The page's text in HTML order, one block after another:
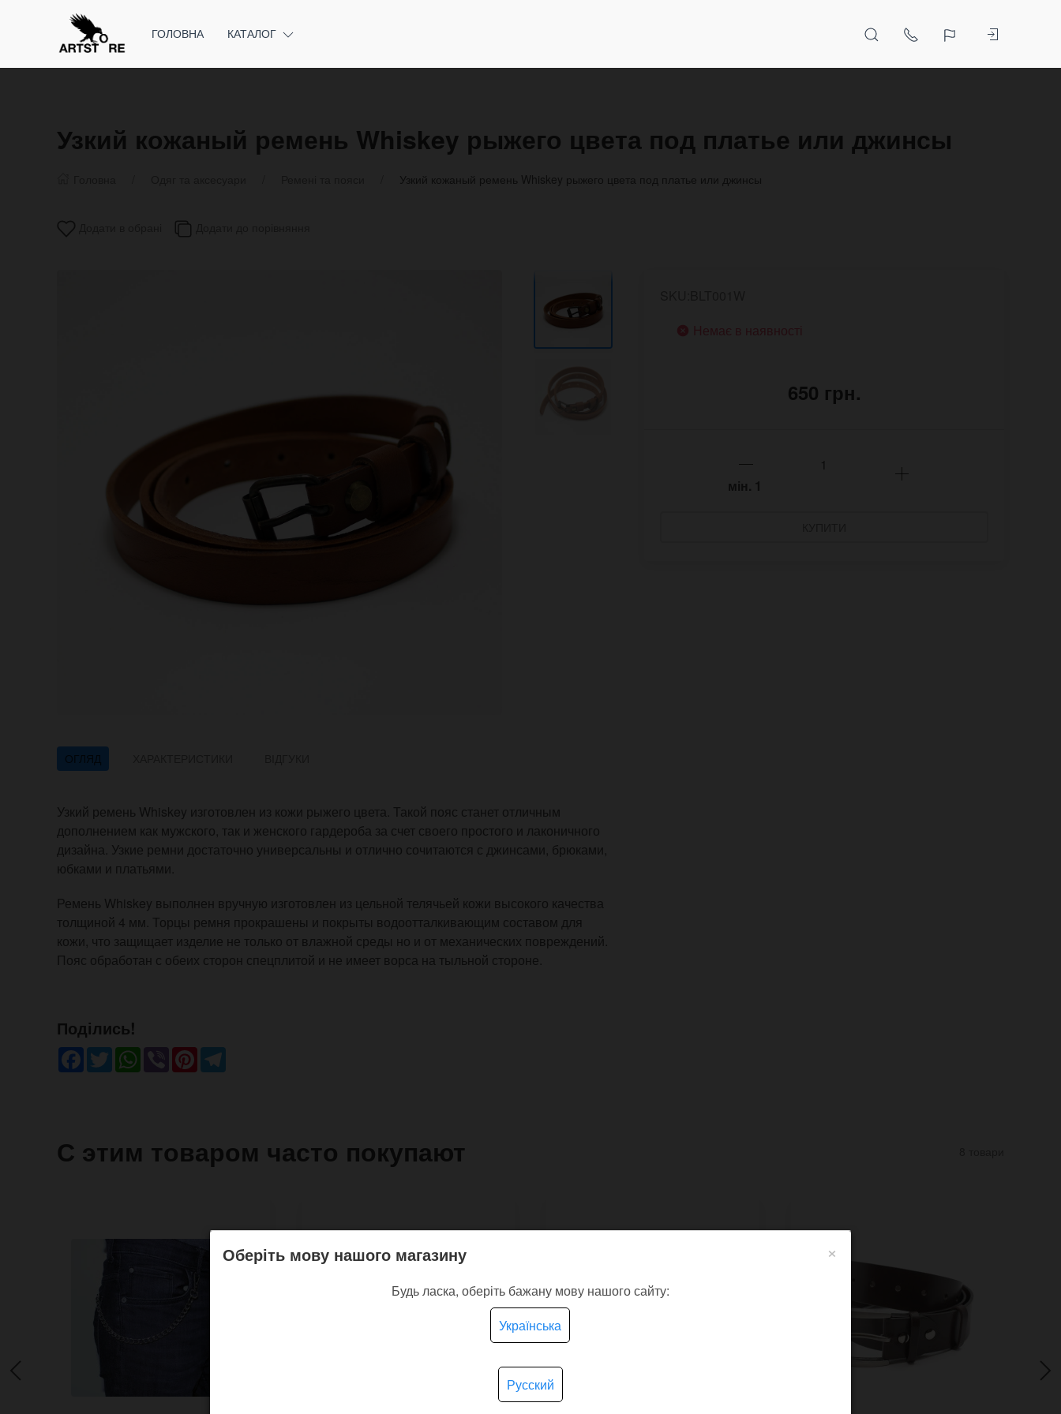
ГОЛОВНА КАТАЛОГ
Узкий кожаный ремень Whiskey рыжего цвета под платье или джинсы
Узкий кожаный ремень Whiskey рыжего цвета под платье или джинсы
ОГЛЯД
Узкий ремень Whiskey изготовлен из кожи рыжего цвета. Такой пояс станет отличным
дополнением как мужского, так и женского гардероба за счет своего простого и лаконичного
дизайна. Узкие ремни достаточно универсальны и отлично сочитаются с джинсами, брюками,
юбками и платьями.
Ремень Whiskey выполнен вручную изготовлен из цельной телячьей кожи высокого качества
толщиной 4 мм. Торцы ремня прокрашены и покрыты водоотталкивающим составом для
кожи, что защищает изделие не только от влажной среды но и от механических повреждений.
Пояс обработан с обеих сторон спецплитой и не имеет ворса на тыльной стороне.
Немає в наявності
650 грн.
мін. 1
Поділись!
Facebook
TwitterWhatsApp
ViberPinterest
С этим товаром часто покупают
×
Оберіть мову нашого магазину
Будь ласка, оберіть бажану мову нашого сайту:
Українська
Русский